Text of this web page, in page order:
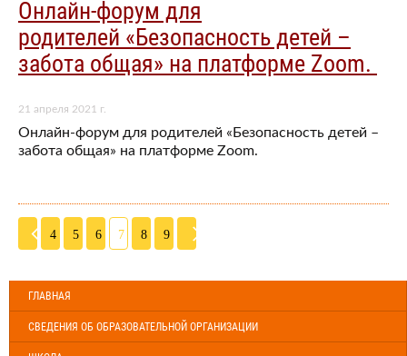
Онлайн-форум для
родителей «Безопасность детей –
забота общая» на платформе Zoom.
21 апреля 2021 г.
Онлайн-форум для родителей «Безопасность детей –
забота общая» на платформе Zoom.
4 5 6 7 8 9
ГЛАВНАЯ
СВЕДЕНИЯ ОБ ОБРАЗОВАТЕЛЬНОЙ ОРГАНИЗАЦИИ